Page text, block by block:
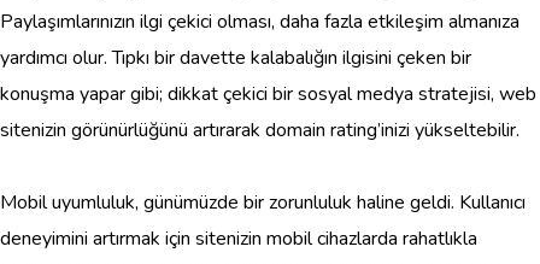
Paylaşımlarınızın ilgi çekici olması, daha fazla etkileşim almanıza
yardımcı olur. Tıpkı bir davette kalabalığın ilgisini çeken bir
konuşma yapar gibi; dikkat çekici bir sosyal medya stratejisi, web
sitenizin görünürlüğünü artırarak domain rating’inizi yükseltebilir.
Mobil uyumluluk, günümüzde bir zorunluluk haline geldi. Kullanıcı
deneyimini artırmak için sitenizin mobil cihazlarda rahatlıkla